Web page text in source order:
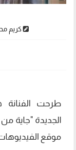
كريم
طرحت الفنانة
الجديدة "جاية
موقع